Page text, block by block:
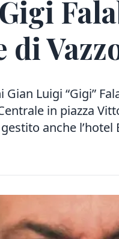
di
Gian Luigi “Gigi”
in piazza
anche l’hotel